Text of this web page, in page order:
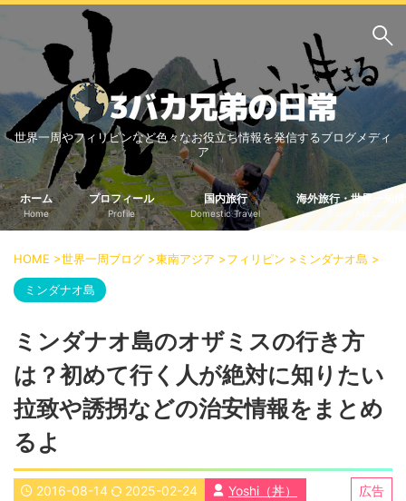
サイト内検索
3バカ兄弟のブログ
三男：増田っちのブロ
グ
次男：タクジのブログ
長男：Yoshiのブログ
ビジネス・ライフハック
車関係
国内旅行
中部
中国・四国
北海道・東北
関東
近畿
九州
世界一周ブログ
アフリカ
アジア
世界一周やフィリピンなど色々なお役立ち情報を発信するブログメディ
ア
ホーム
Home
プロフィール
Profile
国内旅行
Domestic Travel
海外旅行・世界一周
HOME >世界一周ブログ >東南アジア >フィリピン > ミンダナオ島 >
ミンダナオ島
ミンダナオ島のオザミスの行き方
は？初めて行く人が絶対に知りたい
拉致や誘拐などの治安情報をまとめ
るよ
2016-08-14 2025-02-24 Yoshi（丼） 広告